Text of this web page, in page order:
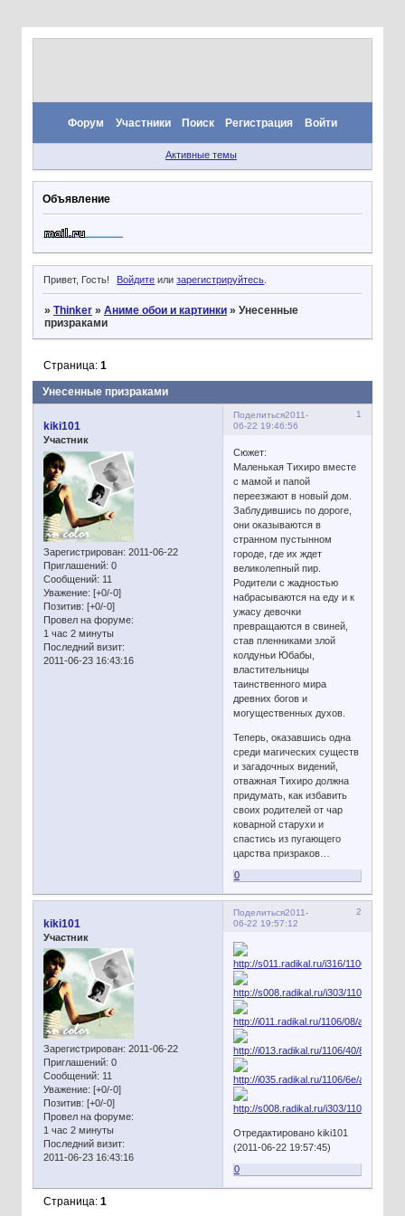
Форум Участники Поиск Регистрация Войти
Активные темы
Объявление
Привет, Гость! Войдите илизарегистрируйтесь
» Thinker » Аниме обои и картинки » Унесенные
призраками
Унесенные призраками
Страница: 1
Поделиться 1
2011-
06-22 19:46:56
kiki101
Участник
Зарегистрирован: 2011-06-22
Приглашений: 0
Сообщений: 11
Уважение: [+0/-0]
Позитив: [+0/-0]
Провел на форуме:
1 час 2 минуты
Последний визит:
2011-06-23 16:43:16
Сюжет:
Маленькая Тихиро вместе
с мамой и папой
переезжают в новый дом.
Заблудившись по дороге,
они оказываются в
странном пустынном
городе, где их ждет
великолепный пир.
Родители с жадностью
набрасываются на еду и к
ужасу девочки
превращаются в свиней,
став пленниками злой
колдуньи Юбабы,
властительницы
таинственного мира
древних богов и
могущественных духов.
Теперь, оказавшись одна
среди магических существ
и загадочных видений,
отважная Тихиро должна
придумать, как избавить
своих родителей от чар
коварной старухи и
спастись из пугающего
царства призраков…
0
Поделиться 2
2011-
06-22 19:57:12
kiki101
Участник
Зарегистрирован: 2011-06-22
Приглашений: 0
Сообщений: 11
Уважение: [+0/-0]
Позитив: [+0/-0]
Провел на форуме:
1 час 2 минуты
Последний визит:
2011-06-23 16:43:16
Отредактировано kiki101
(2011-06-22 19:57:45)
0
Страница: 1